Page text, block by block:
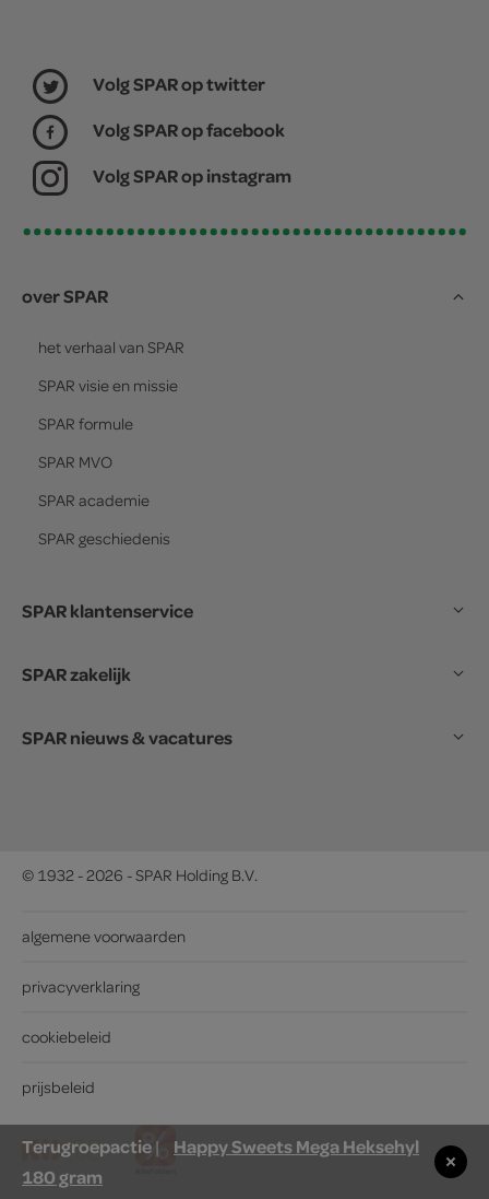
Volg SPAR op twitter
Volg SPAR op facebook
Volg SPAR op instagram
over SPAR
het verhaal van SPAR
SPAR visie en missie
SPAR formule
SPAR MVO
SPAR academie
SPAR geschiedenis
SPAR klantenservice
SPAR zakelijk
SPAR nieuws & vacatures
© 1932 - 2026 - SPAR Holding B.V.
algemene voorwaarden
privacyverklaring
cookiebeleid
prijsbeleid
Terugroepactie|
Happy Sweets Mega Heksehyl
180 gram